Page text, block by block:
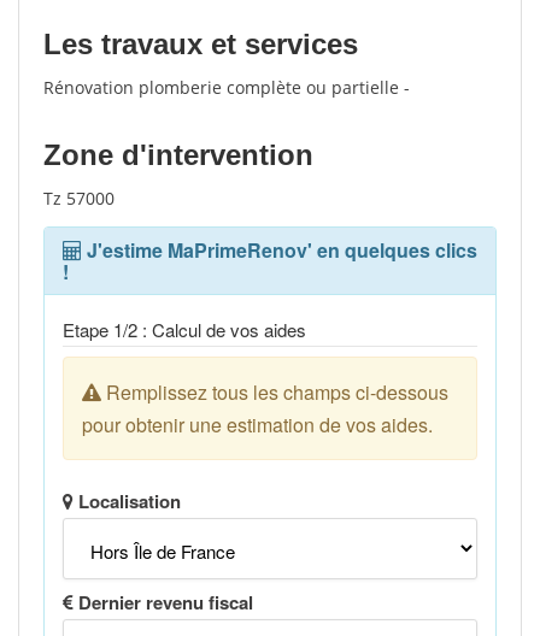
Les travaux et services
Rénovation plomberie complète ou partielle -
Zone d'intervention
Tz 57000